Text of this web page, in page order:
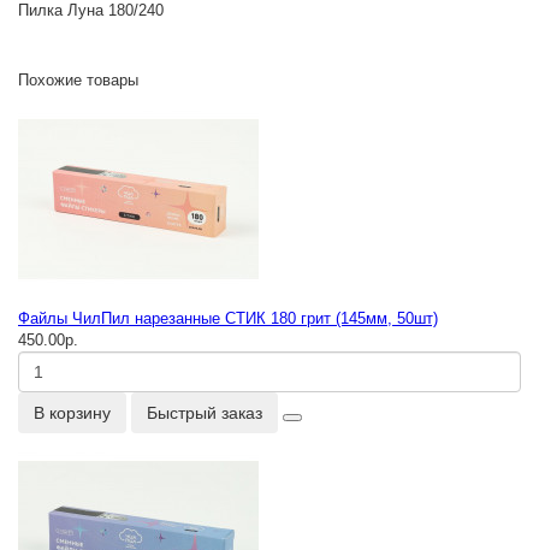
Пилка Луна 180/240
Похожие товары
Файлы ЧилПил нарезанные СТИК 180 грит (145мм, 50шт)
450.00р.
В корзину Быстрый заказ